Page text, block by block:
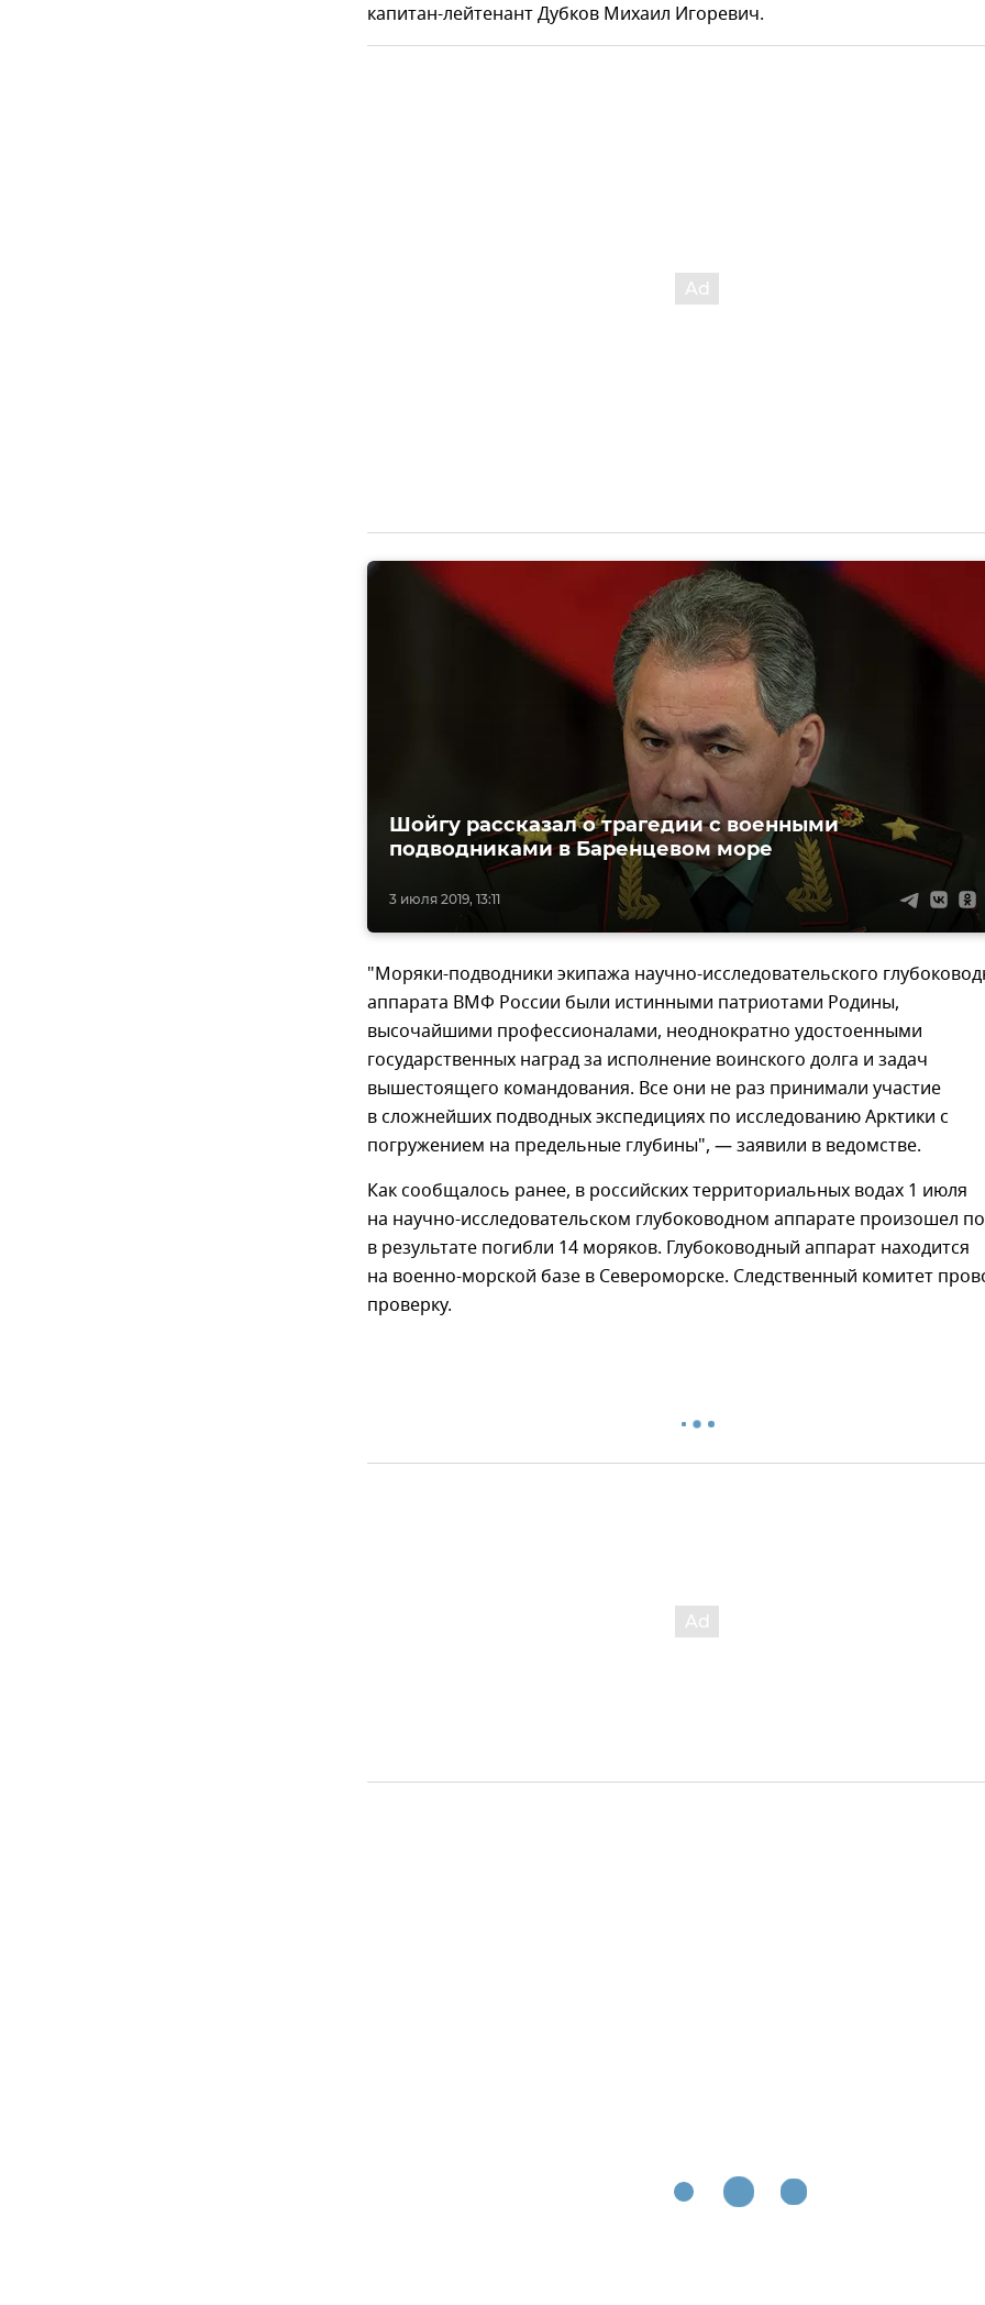
капитан-лейтенант Дубков Михаил Игоревич.
3 июля 2019, 13:11
Шойгу рассказал о трагедии с военными
подводниками в Баренцевом море
"Моряки-подводники экипажа научно-исследовательского
аппарата ВМФ России были истинными патриотами Родины,
высочайшими профессионалами, неоднократно удостоенными
государственных наград за исполнение воинского долга и задач
вышестоящего командования. Все они не раз принимали участие
в сложнейших подводных экспедициях по исследованию Арктики c
погружением на предельные глубины", — заявили в ведомстве.
Как сообщалось ранее, в российских территориальных водах 1 июля
на научно-исследовательском глубоководном аппарате произошел
в результате погибли 14 моряков. Глубоководный аппарат находится
на военно-морской базе в Североморске. Следственный комитет
проверку.